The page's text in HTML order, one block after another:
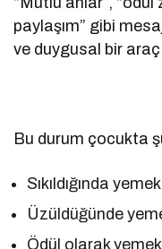
paylaşım” gibi
ve duygusal bir
Bu durum çocukta
Sıkıldığında yemek
Üzüldüğünde
Ödül olarak yemek